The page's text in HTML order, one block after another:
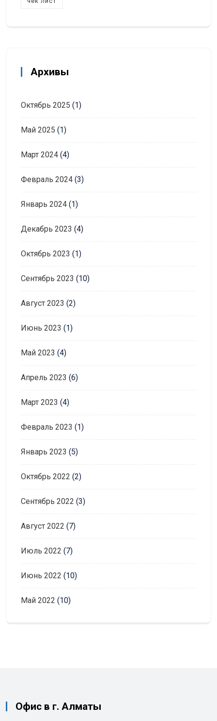
Архивы
Октябрь 2025 (1)
Май 2025 (1)
Март 2024 (4)
Февраль 2024 (3)
Январь 2024 (1)
Декабрь 2023 (4)
Октябрь 2023 (1)
Сентябрь 2023 (10)
Август 2023 (2)
Июнь 2023 (1)
Май 2023 (4)
Апрель 2023 (6)
Март 2023 (4)
Февраль 2023 (1)
Январь 2023 (5)
Октябрь 2022 (2)
Сентябрь 2022 (3)
Август 2022 (7)
Июль 2022 (7)
Июнь 2022 (10)
Май 2022 (10)
Офис в г. Алматы